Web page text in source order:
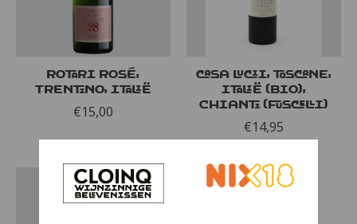
Rotari Rosé,
Trentino, Italië
€15,00
Casa Lucii, Toscane,
Italië (bio),
Chianti (Fuscelli)
€14,95